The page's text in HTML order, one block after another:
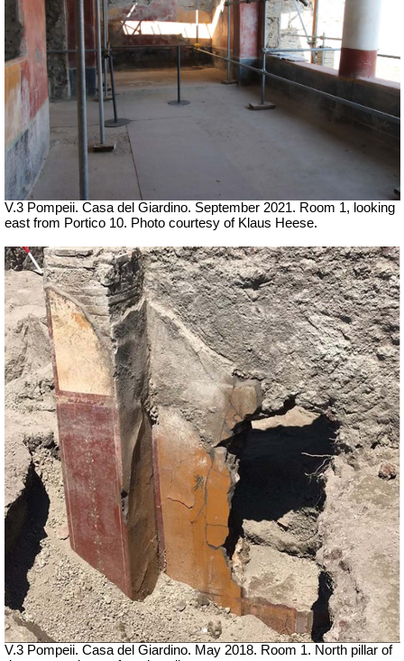
V.3 Pompeii. Casa del Giardino. September 2021. Room 1, looking
east from Portico 10. Photo courtesy of Klaus Heese.
V.3 Pompeii. Casa del Giardino. May 2018. Room 1. North pillar of